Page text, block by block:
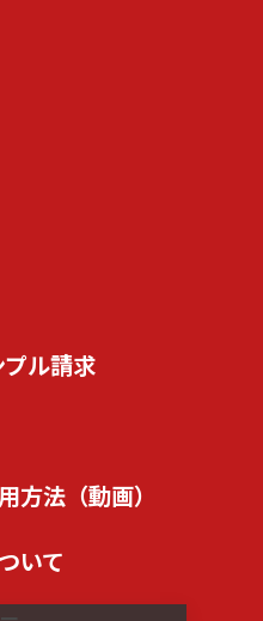
ル請求
方法（動画）
いて